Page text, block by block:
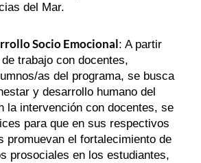
del Mar.
Socio Emocional: A partir
trabajo con docentes,
as del programa, se busca
y desarrollo humano del
la intervención con docentes, se
para que en sus respectivos
promuevan el fortalecimiento de
prosociales en los estudiantes,